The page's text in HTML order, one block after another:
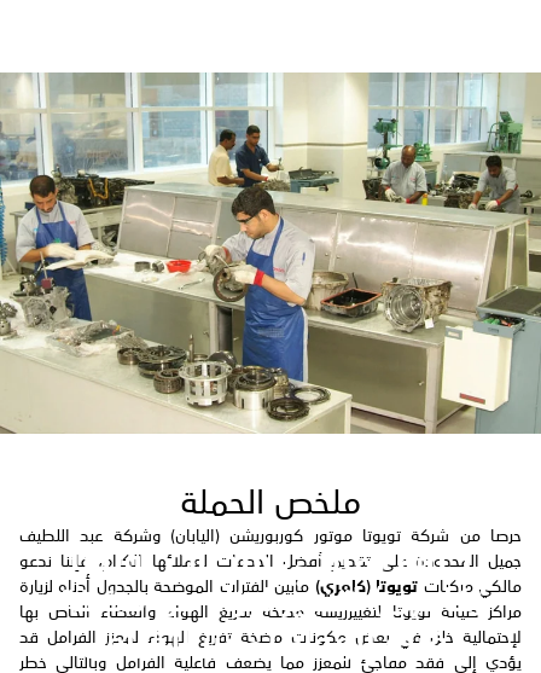
دعوة لمالكي مركبات تويوتا
(كامري) لتغيير اجزاء من مضخة
تفريغ الهواء لمعزز الفرامل
ملخص الحملة
حرصا من شركة تويوتا موتور كوربوريشن (اليابان) وشركة عبد اللطيف
جميل المحدودة على تقديم أفضل الخدمات لعملائها الكرام، فإننا ندعو
مالكي مركبات تويوتا (كامري) مابين الفترات الموضحة بالجدول أدناه لزيارة
مراكز صيانة تويوتا لتغييرريشة مضخة تفريغ الهواء والغطاء الخاص بها
لإحتمالية خلل في بعض مكونات مضخة تفريغ الهواء لمعزز الفرامل قد
يؤدي إلى فقد مفاجئ للمعزز مما يضعف فاعلية الفرامل وبالتالي خطر